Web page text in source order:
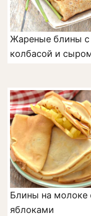
Жареные блины с
колбасой и
Блины на молоке
яблоками